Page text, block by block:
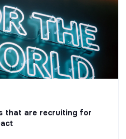
that are recruiting for